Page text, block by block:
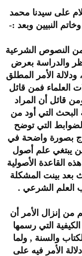
على سيدنا محمد
النبيين وبعد :-
من النصوص الشرعية
والدراسة بعرض
الأمر المطلق
العلماء فمن قائل
قائل أن المراد
البحث التي أود من
التي توضح
بصورة واضحة في
يبتغي علم أصول
القاعدة الأصولية
بعد بينت المشكلة
العلم الشرعي .
من إنزال الأمر أن
التي رسمها
والسنة , ولما
الأمر فيه على